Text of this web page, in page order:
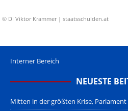
© DI Viktor Krammer | staatsschulden.at
Interner Bereich
NEUESTE
Mitten in der größten Krise, Parlament